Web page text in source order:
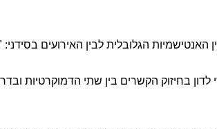
הגלובלית לבין האירועים
בחיזוק הקשרים בין שתי הדמוקרטיות